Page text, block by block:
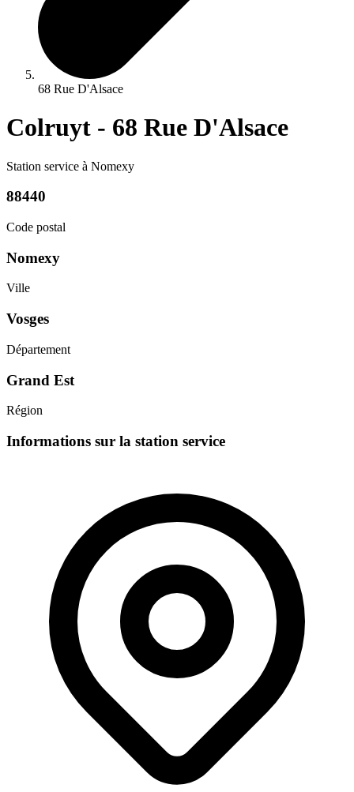
68 Rue D'Alsace
Colruyt - 68 Rue D'Alsace
Station service à Nomexy
88440
Code postal
Nomexy
Ville
Vosges
Département
Grand Est
Région
Informations sur la station service